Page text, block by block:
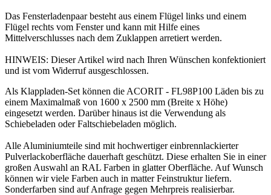
Das Fensterladenpaar besteht aus einem Flügel links und einem
Flügel rechts vom Fenster und kann mit Hilfe eines
Mittelverschlusses nach dem Zuklappen arretiert werden.
HINWEIS: Dieser Artikel wird nach Ihren Wünschen konfektioniert
und ist vom Widerruf ausgeschlossen.
Als Klappladen-Set können die ACORIT - FL98P100 Läden bis zu
einem Maximalmaß von 1600 x 2500 mm (Breite x Höhe)
eingesetzt werden. Darüber hinaus ist die Verwendung als
Schiebeladen oder Faltschiebeladen möglich.
Alle Aluminiumteile sind mit hochwertiger einbrennlackierter
Pulverlackoberfläche dauerhaft geschützt. Diese erhalten Sie in einer
großen Auswahl an RAL Farben in glatter Oberfläche. Auf Wunsch
können wir viele Farben auch in matter Feinstruktur liefern.
Sonderfarben sind auf Anfrage gegen Mehrpreis realisierbar.